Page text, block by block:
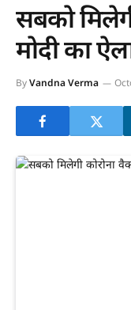
सबको
मोदी का
ByVandna Verma